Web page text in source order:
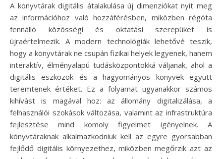
A könyvtárak digitális átalakulása új dimenziókat nyit meg
az információhoz való hozzáférésben, miközben régóta
fennálló közösségi és oktatási szerepüket is
újraértelmezik. A modern technológiák lehetővé teszik,
hogy a könyvtárak ne csupán fizikai helyek legyenek, hanem
interaktív, élményalapú tudásközpontokká váljanak, ahol a
digitális eszközök és a hagyományos könyvek együtt
teremtenek értéket. Ez a folyamat ugyanakkor számos
kihívást is magával hoz: az állomány digitalizálása, a
felhasználói szokások változása, valamint az infrastruktúra
fejlesztése mind komoly figyelmet igényelnek. A
könyvtáraknak alkalmazkodniuk kell az egyre gyorsabban
fejlődő digitális környezethez, miközben megőrzik azt az